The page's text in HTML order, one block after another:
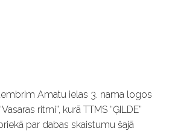
Amatu ielas 3. nama logos
ritmi”, kurā TTMS “ĢILDE”
par dabas skaistumu šajā